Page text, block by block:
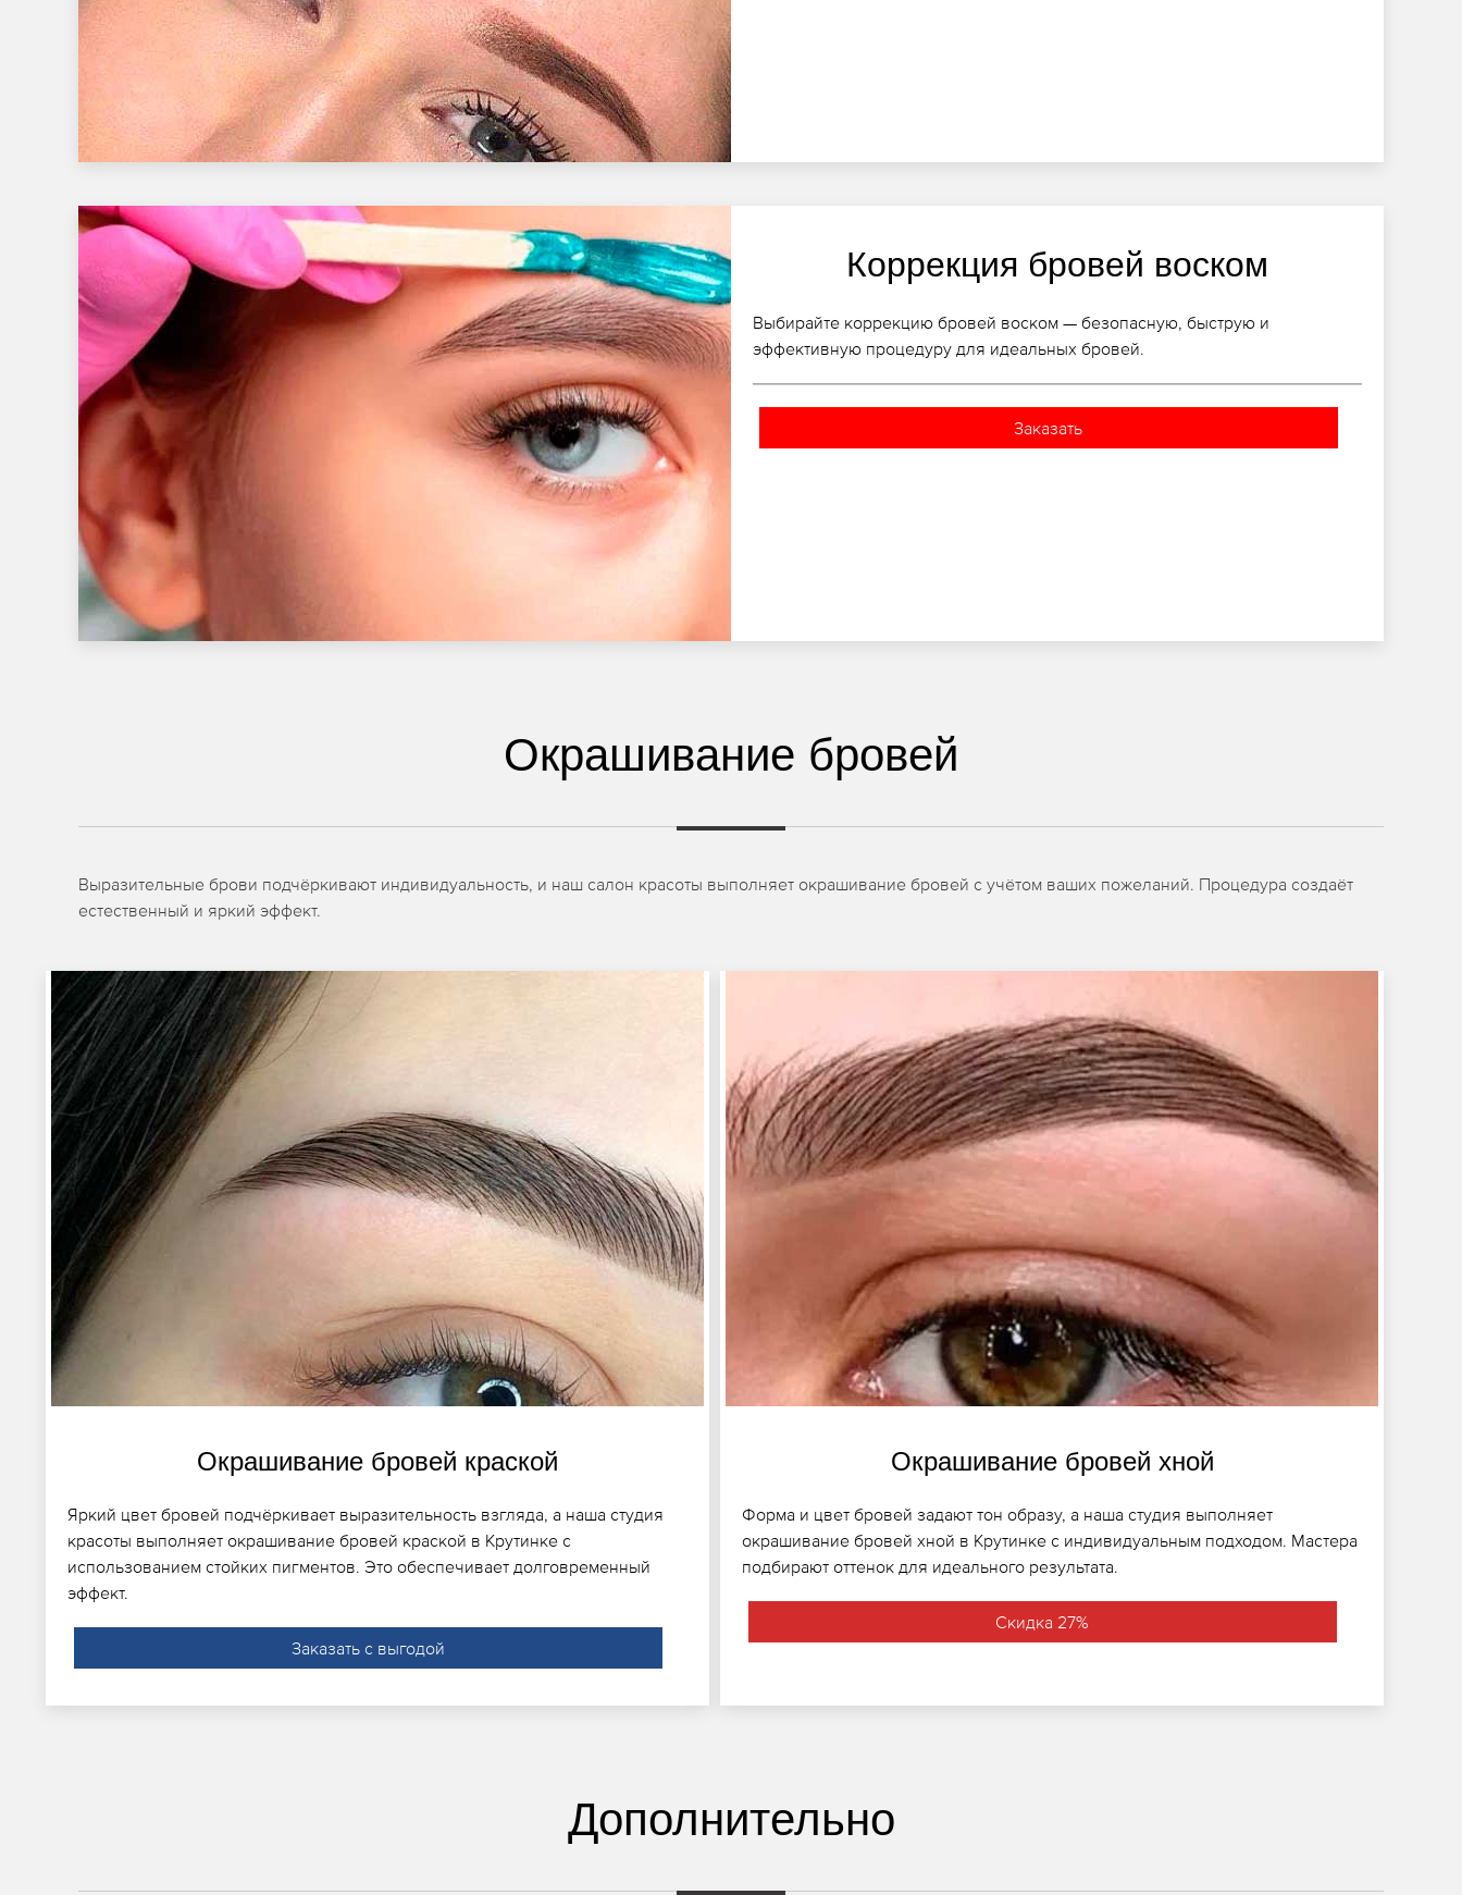
Коррекция бровей воском
Выбирайте коррекцию бровей воском — безопасную, быструю и
эффективную процедуру для идеальных бровей.
Заказать
Окрашивание бровей
Выразительные брови подчёркивают индивидуальность, и наш салон красоты выполняет окрашивание бровей с учётом ваших пожеланий. Процедура создаёт
естественный и яркий эффект.
Окрашивание бровей краской
Яркий цвет бровей подчёркивает выразительность взгляда, а наша студия
красоты выполняет окрашивание бровей краской в Крутинке с
использованием стойких пигментов. Это обеспечивает долговременный
эффект.
Заказать с выгодой
Окрашивание бровей хной
Форма и цвет бровей задают тон образу, а наша студия выполняет
окрашивание бровей хной в Крутинке с индивидуальным подходом. Мастера
подбирают оттенок для идеального результата.
Скидка 27%
Дополнительно